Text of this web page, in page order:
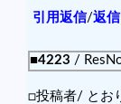
引用返信/返信
■4223 /
□投稿者/ とお